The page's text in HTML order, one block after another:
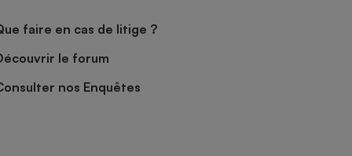
faire en cas de litige ?
le forum
nos Enquêtes